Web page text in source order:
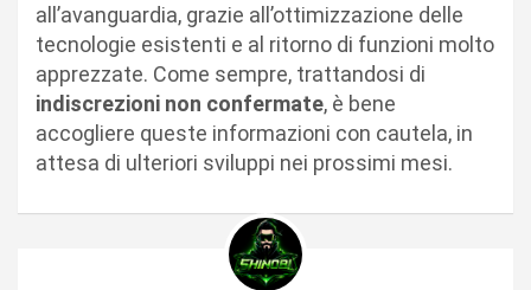
all’avanguardia, grazie all’ottimizzazione delle
tecnologie esistenti e al ritorno di funzioni molto
apprezzate. Come sempre, trattandosi di
indiscrezioni non confermate, è bene
accogliere queste informazioni con cautela, in
attesa di ulteriori sviluppi nei prossimi mesi.